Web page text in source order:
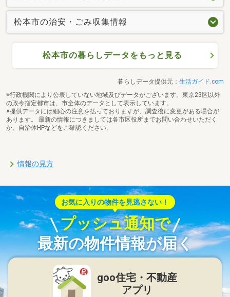
松本市の治安・ごみ収集情報
松本市の暮らしデータをもっと見る
暮らしデータ提供元： 生活ガイド.com
※行政機関により公表していない地域及びデータがございます。東京23区以外
の政令指定都市は、市全体のデータとして表示しています。
※提供データには細心の注意を払っておりますが、調査後に変更がある場合が
あります。 最新の情報につきましては各市区役所までお問い合わせいただく
か、自治体HPなどをご確認ください。
情報の見方
お気に入りの物件を見逃さない！
プッシュ通知で
最新の物件情報が届く
goo住宅・不動産
アプリ